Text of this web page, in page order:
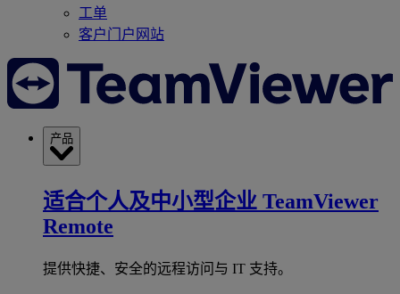
工单
客户门户网站
产品
适合个人及中小型企业 TeamViewer
Remote
提供快捷、安全的远程访问与 IT 支持。